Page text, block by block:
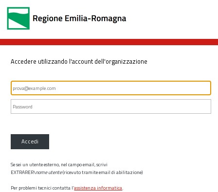
Accedere utilizzando l'account dell'organizzazione
Accedi
Se sei un utente esterno, nel campo email, scrivi
EXTRARER\nome utente(ricevuto tramite email di abilitazione)
Per problemi tecnici contatta l’assistenza informatica.